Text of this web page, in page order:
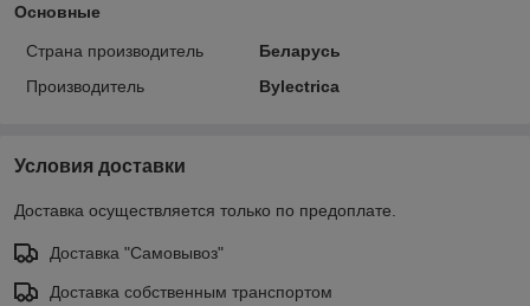
Основные
Страна производитель
Беларусь
Производитель
Bylectrica
Условия доставки
Доставка осуществляется только по предоплате.
Доставка "Самовывоз"
Доставка собственным транспортом